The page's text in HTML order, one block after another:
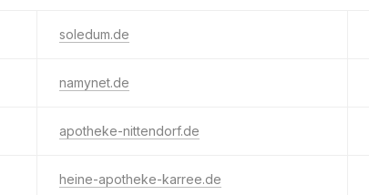
soledum.de
namynet.de
apotheke-nittendorf.de
heine-apotheke-karree.de